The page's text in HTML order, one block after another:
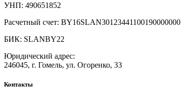
УНП: 490651852
Расчетный счет: BY16SLAN30123441100190000000
БИК: SLANBY22
Юридический адрес:
246045, г. Гомель, ул. Огоренко, 33
Контакты